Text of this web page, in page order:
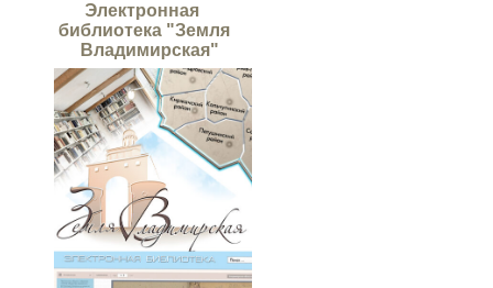
Электронная
библиотека "Земля
Владимирская"